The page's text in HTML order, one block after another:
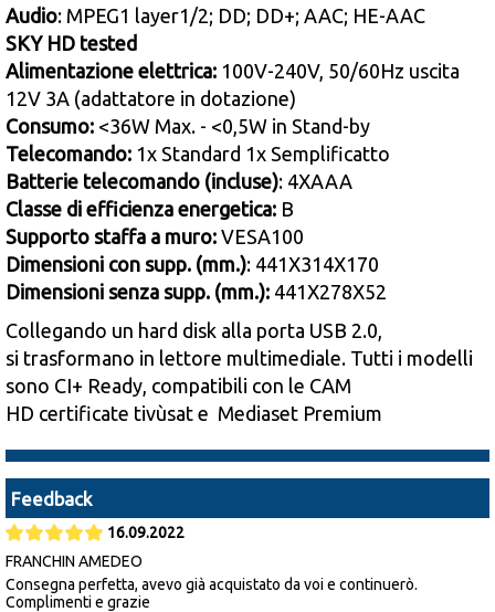
Audio: MPEG1 layer1/2; DD; DD+; AAC; HE-AAC
SKY HD tested
Alimentazione elettrica: 100V-240V, 50/60Hz uscita
12V 3A (adattatore in dotazione)
Consumo: <36W Max. - <0,5W in Stand-by
Telecomando: 1x Standard 1x Semplificatto
Batterie telecomando (incluse): 4XAAA
Classe di efficienza energetica: B
Supporto staffa a muro: VESA100
Dimensioni con supp. (mm.): 441X314X170
Dimensioni senza supp. (mm.): 441X278X52
Collegando un hard disk alla porta USB 2.0,
si trasformano in lettore multimediale. Tutti i modelli
sono CI+ Ready, compatibili con le CAM
HD certificate tivùsat e Mediaset Premium
Feedback
16.09.2022
FRANCHIN AMEDEO
Consegna perfetta, avevo già acquistato da voi e continuerò.
Complimenti e grazie